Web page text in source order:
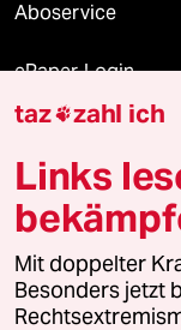
Aboservice
ePaper Login
Downloads für
© 2026 taz
Alle Rechte
wenden Sie sich bitte an
taz zahl ich
Links
Mit doppelter
Besonders jetzt